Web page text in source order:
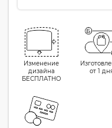
Изменение
дизайна
БЕСПЛАТНО
от 1